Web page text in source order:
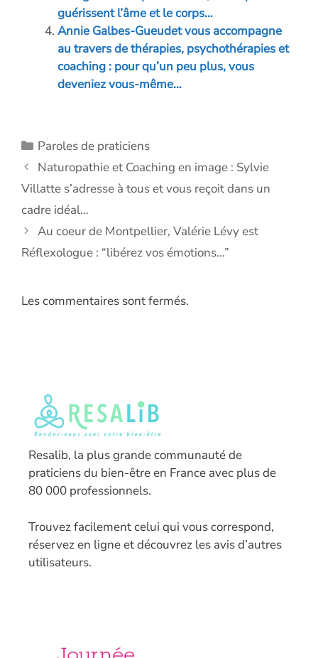
guérissent l’âme et le corps…
Annie Galbes-Gueudet vous accompagne
au travers de thérapies, psychothérapies et
coaching : pour qu’un peu plus, vous
deveniez vous-même…
Catégories
Paroles de praticiens
Naturopathie et Coaching en image : Sylvie
Villatte s’adresse à tous et vous reçoit dans un
cadre idéal…
Au coeur de Montpellier, Valérie Lévy est
Réflexologue : “libérez vos émotions…”
Les commentaires sont fermés.
Resalib, la plus grande communauté de
praticiens du bien-être en France avec plus de
80 000 professionnels.
Trouvez facilement celui qui vous correspond,
réservez en ligne et découvrez les avis d’autres
utilisateurs.